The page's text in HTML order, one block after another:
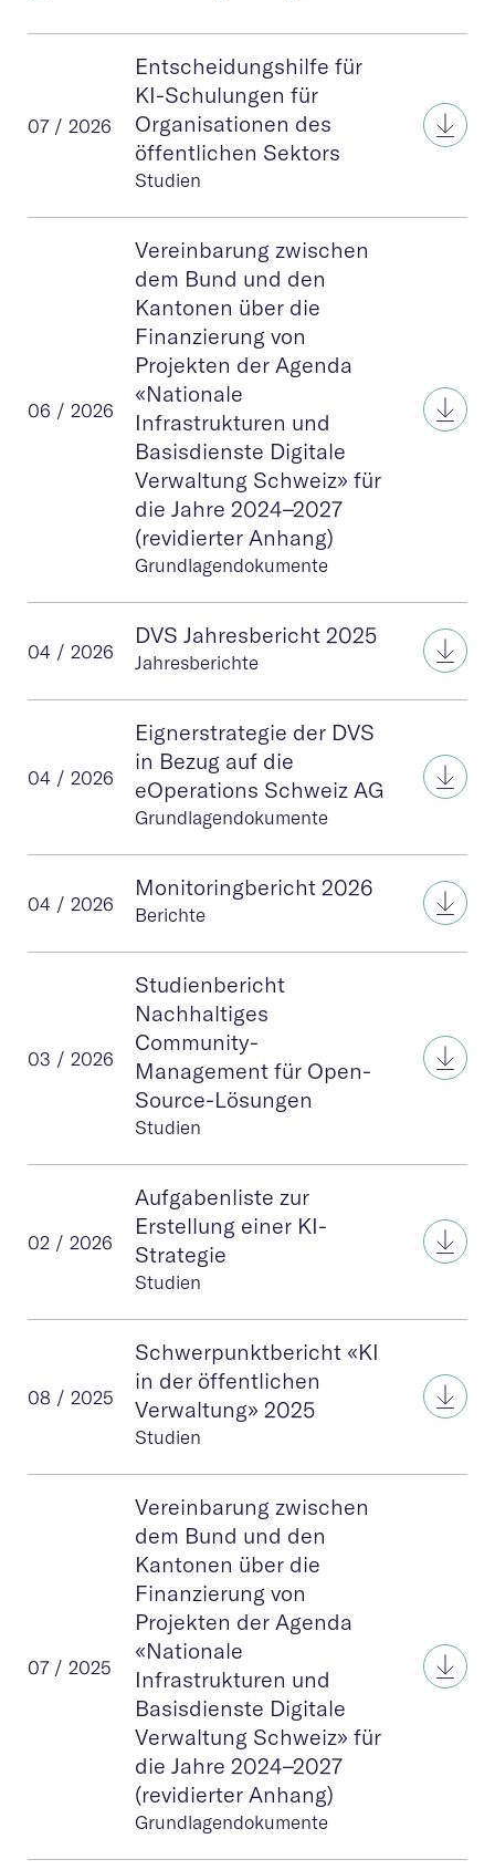
07 / 2026
Entscheidungshilfe für
KI-Schulungen für
Organisationen des
öffentlichen Sektors
Studien
06 / 2026
Vereinbarung zwischen
dem Bund und den
Kantonen über die
Finanzierung von
Projekten der Agenda
«Nationale
Infrastrukturen und
Basisdienste Digitale
Verwaltung Schweiz» für
die Jahre 2024–2027
(revidierter Anhang)
Grundlagendokumente
04 / 2026
DVS Jahresbericht 2025
Jahresberichte
04 / 2026
Eignerstrategie der DVS
in Bezug auf die
eOperations Schweiz AG
Grundlagendokumente
04 / 2026
Monitoringbericht 2026
Berichte
03 / 2026
Studienbericht
Nachhaltiges
Community-
Management für Open-
Source-Lösungen
Studien
02 / 2026
Aufgabenliste zur
Erstellung einer KI-
Strategie
Studien
08 / 2025
Schwerpunktbericht «KI
in der öffentlichen
Verwaltung» 2025
Studien
07 / 2025
Vereinbarung zwischen
dem Bund und den
Kantonen über die
Finanzierung von
Projekten der Agenda
«Nationale
Infrastrukturen und
Basisdienste Digitale
Verwaltung Schweiz» für
die Jahre 2024–2027
(revidierter Anhang)
Grundlagendokumente